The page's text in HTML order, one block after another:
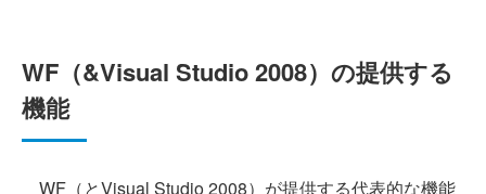
WF（&Visual Studio 2008）の提供する
機能
WF（とVisual Studio 2008）が提供する代表的な機能